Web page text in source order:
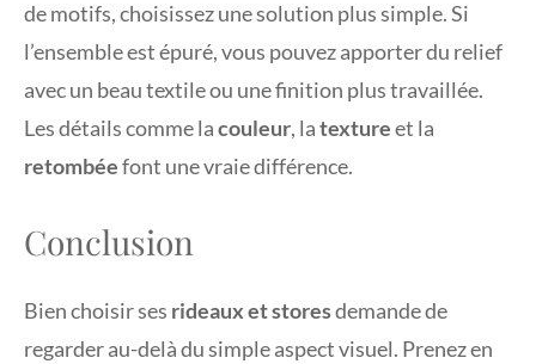
de motifs, choisissez une solution plus simple. Si
l’ensemble est épuré, vous pouvez apporter du relief
avec un beau textile ou une finition plus travaillée.
Les détails comme lacouleur, latextureet la
retombéefont une vraie différence.
Conclusion
Bien choisir ses rideaux et storesdemande de
regarder au-delà du simple aspect visuel. Prenez en